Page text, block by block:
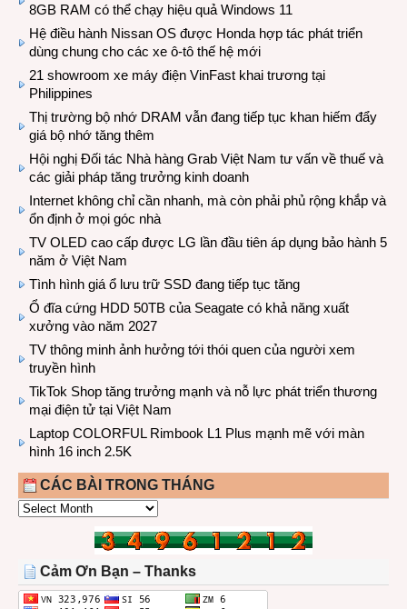
8GB RAM có thể chạy hiệu quả Windows 11
Hệ điều hành Nissan OS được Honda hợp tác phát triển
dùng chung cho các xe ô-tô thế hệ mới
21 showroom xe máy điện VinFast khai trương tại
Philippines
Thị trường bộ nhớ DRAM vẫn đang tiếp tục khan hiếm đẩy
giá bộ nhớ tăng thêm
Hội nghị Đối tác Nhà hàng Grab Việt Nam tư vấn về thuế và
các giải pháp tăng trưởng kinh doanh
Internet không chỉ cần nhanh, mà còn phải phủ rộng khắp và
ổn định ở mọi góc nhà
TV OLED cao cấp được LG lần đầu tiên áp dụng bảo hành 5
năm ở Việt Nam
Tình hình giá ổ lưu trữ SSD đang tiếp tục tăng
Ổ đĩa cứng HDD 50TB của Seagate có khả năng xuất
xưởng vào năm 2027
TV thông minh ảnh hưởng tới thói quen của người xem
truyền hình
TikTok Shop tăng trưởng mạnh và nỗ lực phát triển thương
mại điện tử tại Việt Nam
Laptop COLORFUL Rimbook L1 Plus mạnh mẽ với màn
hình 16 inch 2.5K
CÁC BÀI TRONG THÁNG
CÁC
THÁNG
Cảm Ơn Bạn – Thanks